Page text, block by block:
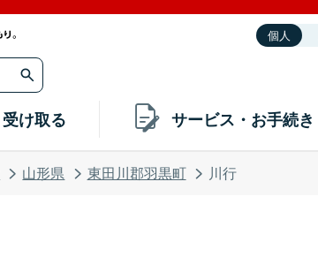
個人
受け取る サービス・お手続き
山形県 東田川郡羽黒町 川行